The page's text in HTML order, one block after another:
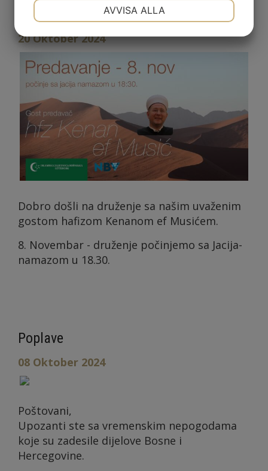
Druženje - 8 nov
20 Oktober 2024
Dobro došli na druženje sa našim uvaženim
gostom hafizom Kenanom ef Musićem.
8. Novembar - druženje počinjemo sa Jacija-
namazom u 18.30.
Poplave
08 Oktober 2024
Poštovani,
Upozanti ste sa vremenskim nepogodama
koje su zadesile dijelove Bosne i
Hercegovine.
AVVISA ALLA